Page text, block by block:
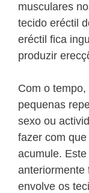
musculares
tecido eréctil
eréctil fica
produzir
Com o
pequenas
sexo ou
fazer com
acumule.
anteriormente
envolve os